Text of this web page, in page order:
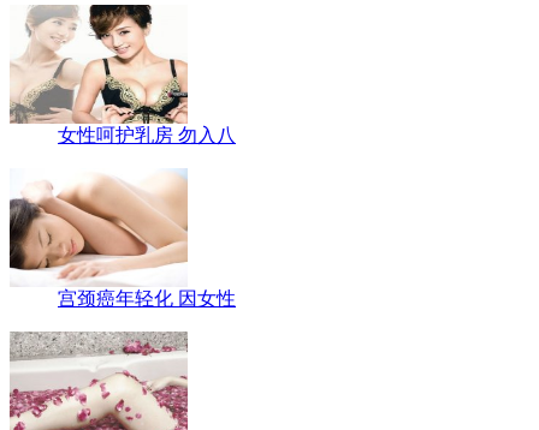
女性呵护乳房 勿入八
宫颈癌年轻化 因女性